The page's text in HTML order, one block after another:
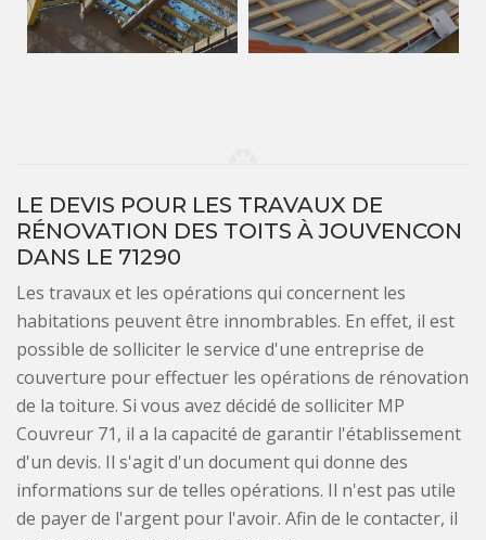
LE DEVIS POUR LES TRAVAUX DE
RÉNOVATION DES TOITS À JOUVENCON
DANS LE 71290
Les travaux et les opérations qui concernent les
habitations peuvent être innombrables. En effet, il est
possible de solliciter le service d'une entreprise de
couverture pour effectuer les opérations de rénovation
de la toiture. Si vous avez décidé de solliciter MP
Couvreur 71, il a la capacité de garantir l'établissement
d'un devis. Il s'agit d'un document qui donne des
informations sur de telles opérations. Il n'est pas utile
de payer de l'argent pour l'avoir. Afin de le contacter, il